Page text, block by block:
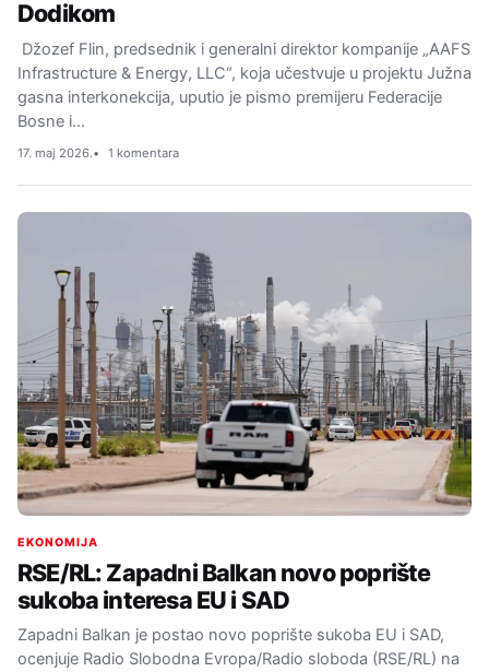
Dodikom
Džozef Flin, predsednik i generalni direktor kompanije „AAFS
Infrastructure & Energy, LLC“, koja učestvuje u projektu Južna
gasna interkonekcija, uputio je pismo premijeru Federacije
Bosne i…
17. maj 2026. 1 komentara
EKONOMIJA
RSE/RL: Zapadni Balkan novo poprište
sukoba interesa EU i SAD
Zapadni Balkan je postao novo poprište sukoba EU i SAD,
ocenjuje Radio Slobodna Evropa/Radio sloboda (RSE/RL) na